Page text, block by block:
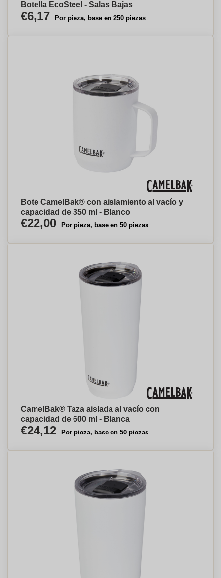
Botella EcoSteel - Salas Bajas
€6,17 Por pieza, base en 250 piezas
Bote CamelBak® con aislamiento al vacío y
capacidad de 350 ml - Blanco
€22,00 Por pieza, base en 50 piezas
CamelBak® Taza aislada al vacío con
capacidad de 600 ml - Blanca
€24,12 Por pieza, base en 50 piezas